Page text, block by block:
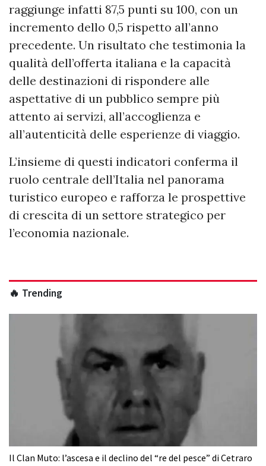
raggiunge infatti 87,5 punti su 100, con un
incremento dello 0,5 rispetto all’anno
precedente. Un risultato che testimonia la
qualità dell’offerta italiana e la capacità
delle destinazioni di rispondere alle
aspettative di un pubblico sempre più
attento ai servizi, all’accoglienza e
all’autenticità delle esperienze di viaggio.
L’insieme di questi indicatori conferma il
ruolo centrale dell’Italia nel panorama
turistico europeo e rafforza le prospettive
di crescita di un settore strategico per
l’economia nazionale.
🔥 Trending
Il Clan Muto: l’ascesa e il declino del “re del pesce” di Cetraro